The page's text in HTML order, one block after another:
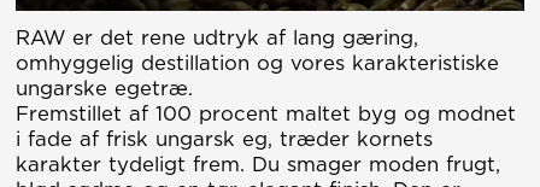
RAW er det rene udtryk af lang gæring,
omhyggelig destillation og vores karakteristiske
ungarske egetræ.
Fremstillet af 100 procent maltet byg og modnet
i fade af frisk ungarsk eg, træder kornets
karakter tydeligt frem. Du smager moden frugt,
Lydløs